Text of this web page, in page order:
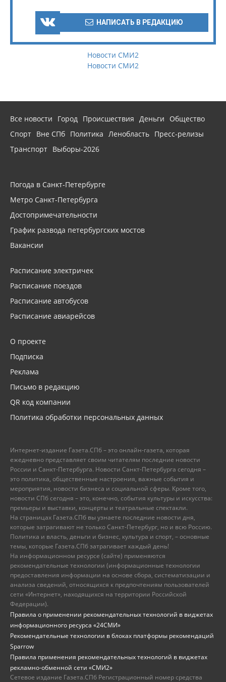
НАПИСАТЬ В РЕДАКЦИЮ
Новости СМИ2
Новости СМИ2
Все новости Город Происшествия Деньги
Общество
Спорт Вне СПб Политика Ленобласть Пресс-релизы
Транспорт Выборы-2026
Погода в Санкт-Петербурге
Метро Санкт-Петербурга
Достопримечательности
График развода петербургских мостов
Вакансии
Расписание электричек
Расписание поездов
Расписание автобусов
Расписание авиарейсов
О проекте
Подписка
Реклама
Письмо в редакцию
QR код компании
Политика обработки персональных данных
Интернет-издание Газета.СПб – это онлайн-газета, которая
ежедневно представляет своим читателям последние новости
России и Санкт-Петербурга. Новости Санкт-Петербурга сегодня –
это политика, общественные настроения, важные события и
мероприятия, новости бизнеса и социальной сферы. Кроме того,
новости СПб сегодня – это, конечно, события культуры и искусства:
премьеры и выставки, концерты и театральные спектакли.
На страницах Газета.СПб вы узнаете последние новости дня,
которые затрагивают не только Санкт-Петербург, но и всю Россию.
Политика и власть, деньги и бизнес, культура и спорт, – основные
темы, которые Газета.СПб затрагивает каждый день!
На информационном ресурсе (сайте) применяются
рекомендательные технологии (информационные технологии
предоставления информации на основе сбора, систематизации и
анализа сведений, относящихся к предпочтениям пользователей
сети «Интернет», находящихся на территории Российской
Федерации).
Правила о применении рекомендательных технологий в виджетах
информационного ресурса «24СМИ»
Рекомендательные технологии в блоках платформы рекомендаций
Sparrow
Правила применения рекомендательных технологий в виджетах
рекламно-обменной сети «СМИ2»
Сетевое издание Газета.СПб Регистрационный номер средства